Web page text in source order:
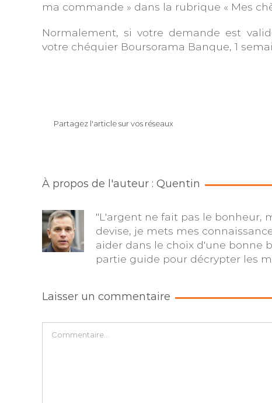
ma commande » dans la rubrique « Mes
Normalement, si votre demande est
votre chéquier Boursorama Banque, 1
Partagez l'article sur vos réseaux
À propos de l'auteur : Quentin
"L'argent ne fait pas le bonheur,
devise, je mets mes
aider dans le choix d'une bonne
partie guide pour décrypter les
Laisser un commentaire